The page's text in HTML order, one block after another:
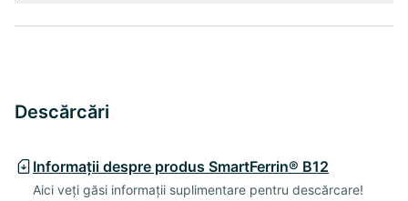
Descărcări
Informații despre produs SmartFerrin® B12
Aici veți găsi informații suplimentare pentru descărcare!